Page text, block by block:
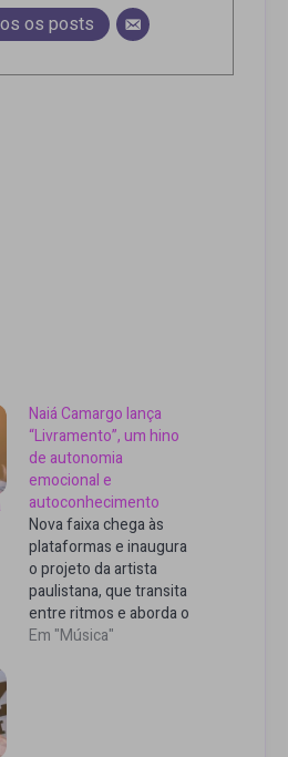
os posts
Naiá Camargo lança
“Livramento”, um hino
de autonomia
emocional e
autoconhecimento
Nova faixa chega às
plataformas e inaugura
o projeto da artista
paulistana, que transita
entre ritmos e aborda o
empoderamento
Em "Música"